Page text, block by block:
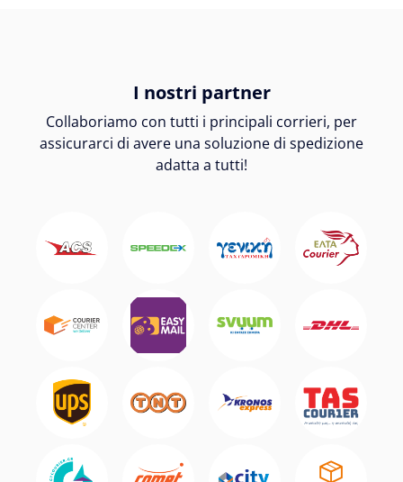
I nostri partner
Collaboriamo con tutti i principali corrieri, per
assicurarci di avere una soluzione di spedizione
adatta a tutti!